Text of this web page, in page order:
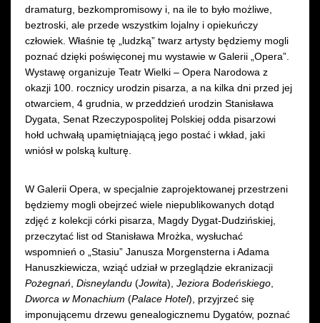
dramaturg, bezkompromisowy i, na ile to było możliwe,
beztroski, ale przede wszystkim lojalny i opiekuńczy
człowiek. Właśnie tę „ludzką” twarz artysty będziemy mogli
poznać dzięki poświęconej mu wystawie w Galerii „Opera”.
Wystawę organizuje Teatr Wielki – Opera Narodowa z
okazji 100. rocznicy urodzin pisarza, a na kilka dni przed jej
otwarciem, 4 grudnia, w przeddzień urodzin Stanisława
Dygata, Senat Rzeczypospolitej Polskiej odda pisarzowi
hołd uchwałą upamiętniającą jego postać i wkład, jaki
wniósł w polską kulturę.
W Galerii Opera, w specjalnie zaprojektowanej przestrzeni
będziemy mogli obejrzeć wiele niepublikowanych dotąd
zdjęć z kolekcji córki pisarza, Magdy Dygat-Dudzińskiej,
przeczytać list od Stanisława Mrożka, wysłuchać
wspomnień o „Stasiu” Janusza Morgensterna i Adama
Hanuszkiewicza, wziąć udział w przeglądzie ekranizacji
Pożegnań Disneylandu (Jowita), Jeziora Bodeńskiego
Dworca w Monachium (Palace Hotel), przyjrzeć się
imponującemu drzewu genealogicznemu Dygatów, poznać